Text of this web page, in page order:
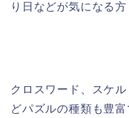
り日などが気になる方
クロスワード、スケ
どパズルの種類も豊